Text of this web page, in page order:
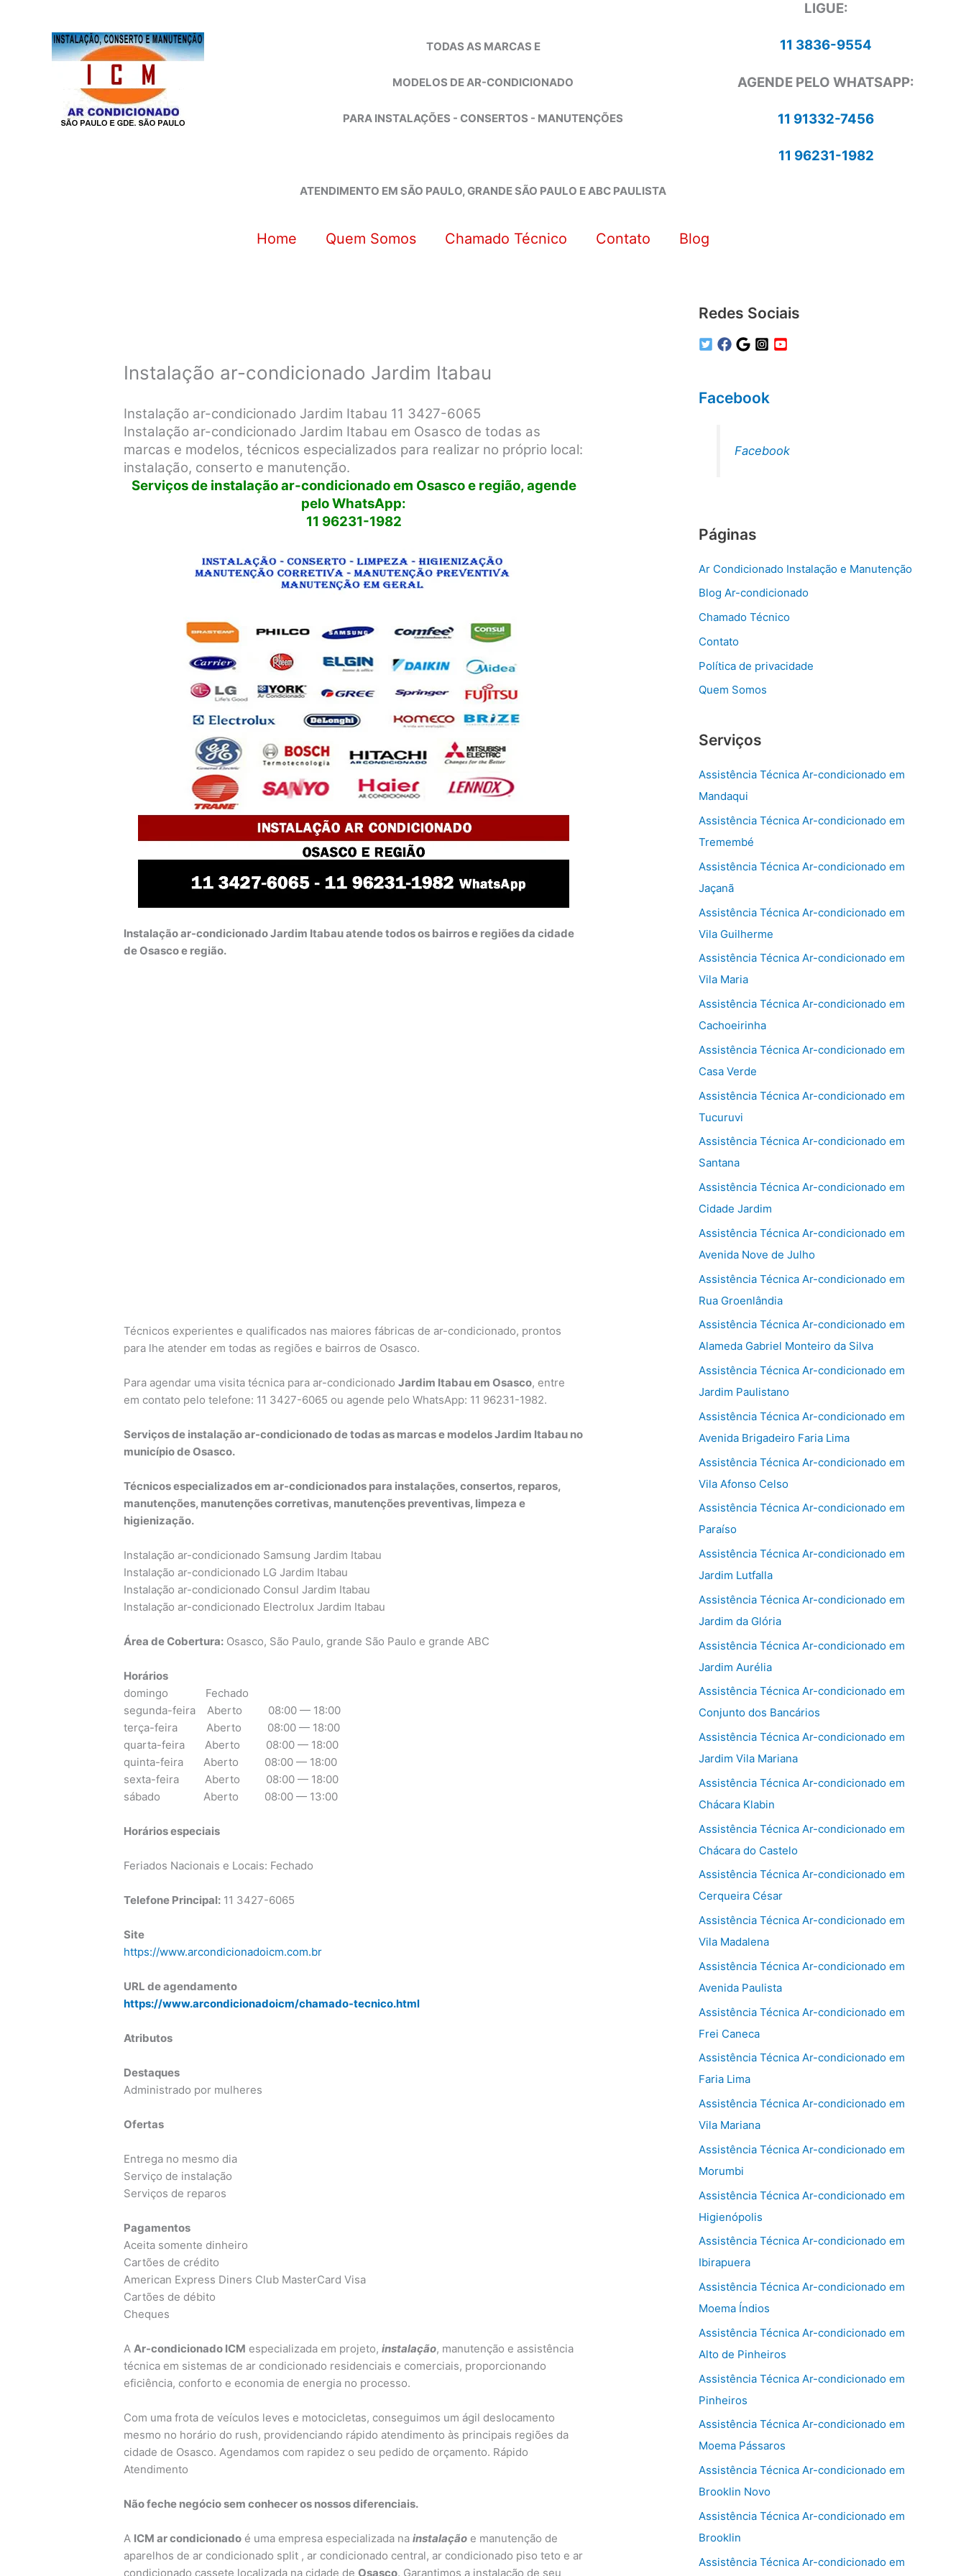
TODAS AS MARCAS E
MODELOS DE AR-CONDICIONADO
PARA INSTALAÇÕES - CONSERTOS - MANUTENÇÕES
LIGUE:
11 3836-9554
AGENDE PELO WHATSAPP:
11 91332-7456
11 96231-1982
ATENDIMENTO EM SÃO PAULO, GRANDE SÃO PAULO E ABC PAULISTA
Home Quem Somos Chamado Técnico Contato Blog
Instalação ar-condicionado Jardim Itabau
Instalação ar-condicionado Jardim Itabau 11 3427-6065
Instalação ar-condicionado Jardim Itabau em Osasco de todas as
marcas e modelos, técnicos especializados para realizar no próprio local:
instalação, conserto e manutenção.
Serviços de instalação ar-condicionado em Osasco e região, agende
pelo WhatsApp:
11 96231-1982
Instalação ar-condicionado Jardim Itabau atende todos os bairros e regiões da cidade
de Osasco e região.
Técnicos experientes e qualificados nas maiores fábricas de ar-condicionado, prontos
para lhe atender em todas as regiões e bairros de Osasco.
Para agendar uma visita técnica para ar-condicionadoJardim Itabau em Osasco, entre
em contato pelo telefone: 11 3427-6065 ou agende pelo WhatsApp: 11 96231-1982.
Serviços de instalação ar-condicionado de todas as marcas e modelos Jardim Itabau no
município de Osasco.
Técnicos especializados em ar-condicionados para instalações, consertos, reparos,
manutenções, manutenções corretivas, manutenções preventivas, limpeza e
higienização.
Instalação ar-condicionado Samsung Jardim Itabau
Instalação ar-condicionado LG Jardim Itabau
Instalação ar-condicionado Consul Jardim Itabau
Instalação ar-condicionado Electrolux Jardim Itabau
Área de Cobertura: Osasco, São Paulo, grande São Paulo e grande ABC
Horários
domingo Fechado
segunda-feira Aberto 08:00 — 18:00
terça-feira Aberto 08:00 — 18:00
quarta-feira Aberto 08:00 — 18:00
quinta-feira Aberto 08:00 — 18:00
sexta-feira Aberto 08:00 — 18:00
sábado Aberto 08:00 — 13:00
Horários especiais
Feriados Nacionais e Locais: Fechado
Telefone Principal: 11 3427-6065
Site
https://www.arcondicionadoicm.com.br
URL de agendamento
https://www.arcondicionadoicm/chamado-tecnico.html
Atributos
Destaques
Administrado por mulheres
Ofertas
Entrega no mesmo dia
Serviço de instalação
Serviços de reparos
Pagamentos
Aceita somente dinheiro
Cartões de crédito
American Express Diners Club MasterCard Visa
Cartões de débito
Cheques
AAr-condicionado ICM especializada em projeto,instalação, manutenção e assistência
técnica em sistemas de ar condicionado residenciais e comerciais, proporcionando
eficiência, conforto e economia de energia no processo.
Com uma frota de veículos leves e motocicletas, conseguimos um ágil deslocamento
mesmo no horário do rush, providenciando rápido atendimento às principais regiões da
cidade de Osasco. Agendamos com rapidez o seu pedido de orçamento. Rápido
Atendimento
Não feche negócio sem conhecer os nossos diferenciais.
A ICM ar condicionado é uma empresa especializada nainstalação e manutenção de
aparelhos de ar condicionado split , ar condicionado central, ar condicionado piso teto e ar
condicionado cassete localizada na cidade deOsasco. Garantimos a instalação de seu
Redes Sociais
Facebook
Facebook
Páginas
Ar Condicionado Instalação e Manutenção
Blog Ar-condicionado
Chamado Técnico
Contato
Política de privacidade
Quem Somos
Serviços
Assistência Técnica Ar-condicionado em
Mandaqui
Assistência Técnica Ar-condicionado em
Tremembé
Assistência Técnica Ar-condicionado em
Jaçanã
Assistência Técnica Ar-condicionado em
Vila Guilherme
Assistência Técnica Ar-condicionado em
Vila Maria
Assistência Técnica Ar-condicionado em
Cachoeirinha
Assistência Técnica Ar-condicionado em
Casa Verde
Assistência Técnica Ar-condicionado em
Tucuruvi
Assistência Técnica Ar-condicionado em
Santana
Assistência Técnica Ar-condicionado em
Cidade Jardim
Assistência Técnica Ar-condicionado em
Avenida Nove de Julho
Assistência Técnica Ar-condicionado em
Rua Groenlândia
Assistência Técnica Ar-condicionado em
Alameda Gabriel Monteiro da Silva
Assistência Técnica Ar-condicionado em
Jardim Paulistano
Assistência Técnica Ar-condicionado em
Avenida Brigadeiro Faria Lima
Assistência Técnica Ar-condicionado em
Vila Afonso Celso
Assistência Técnica Ar-condicionado em
Paraíso
Assistência Técnica Ar-condicionado em
Jardim Lutfalla
Assistência Técnica Ar-condicionado em
Jardim da Glória
Assistência Técnica Ar-condicionado em
Jardim Aurélia
Assistência Técnica Ar-condicionado em
Conjunto dos Bancários
Assistência Técnica Ar-condicionado em
Jardim Vila Mariana
Assistência Técnica Ar-condicionado em
Chácara Klabin
Assistência Técnica Ar-condicionado em
Chácara do Castelo
Assistência Técnica Ar-condicionado em
Cerqueira César
Assistência Técnica Ar-condicionado em
Vila Madalena
Assistência Técnica Ar-condicionado em
Avenida Paulista
Assistência Técnica Ar-condicionado em
Frei Caneca
Assistência Técnica Ar-condicionado em
Faria Lima
Assistência Técnica Ar-condicionado em
Vila Mariana
Assistência Técnica Ar-condicionado em
Morumbi
Assistência Técnica Ar-condicionado em
Higienópolis
Assistência Técnica Ar-condicionado em
Ibirapuera
Assistência Técnica Ar-condicionado em
Moema Índios
Assistência Técnica Ar-condicionado em
Alto de Pinheiros
Assistência Técnica Ar-condicionado em
Pinheiros
Assistência Técnica Ar-condicionado em
Moema Pássaros
Assistência Técnica Ar-condicionado em
Brooklin Novo
Assistência Técnica Ar-condicionado em
Brooklin
Assistência Técnica Ar-condicionado em